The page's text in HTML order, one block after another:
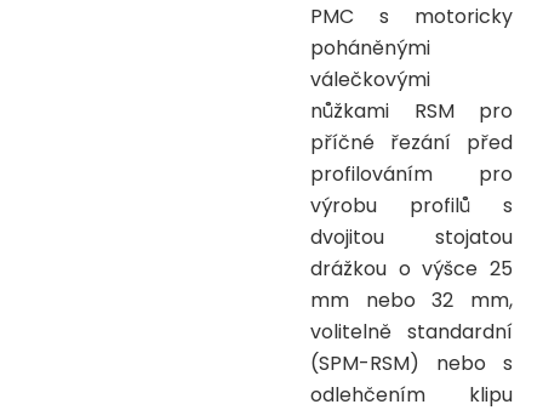
PMC s motoricky
poháněnými
válečkovými
nůžkami RSM pro
příčné řezání před
profilováním pro
výrobu profilů s
dvojitou stojatou
drážkou o výšce 25
mm nebo 32 mm,
volitelně standardní
(SPM-RSM) nebo s
odlehčením klipu